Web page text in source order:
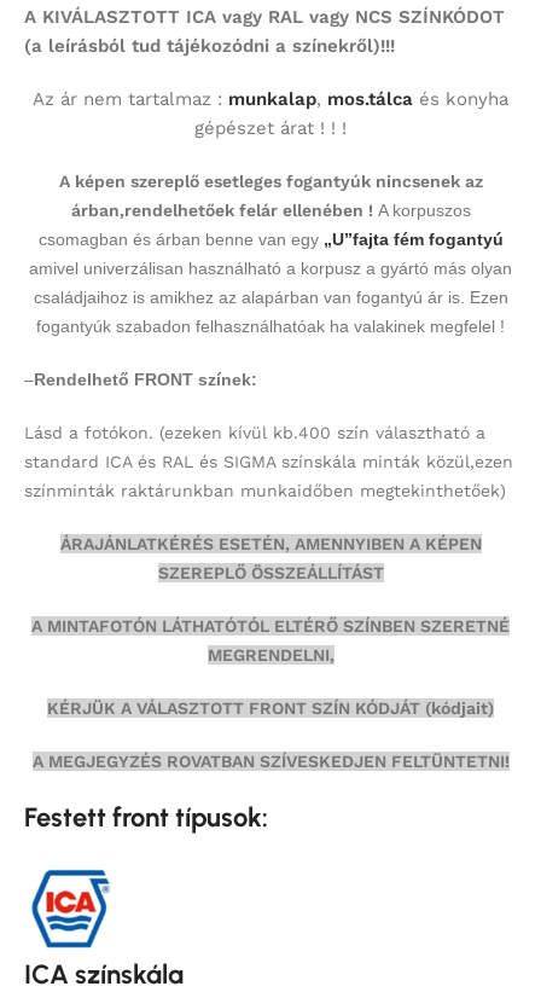
A KIVÁLASZTOTT ICA vagy RAL vagy NCS SZÍNKÓDOT
(a leírásból tud tájékozódni a színekről)!!!
Az ár nem tartalmaz : munkalap, mos.tálca és konyha
gépészet árat ! ! !
A képen szereplő esetleges fogantyúk nincsenek az
árban,rendelhetőek felár ellenében ! A korpuszos
csomagban és árban benne van egy „U”fajta fém fogantyú
amivel univerzálisan használható a korpusz a gyártó más olyan
családjaihoz is amikhez az alapárban van fogantyú ár is. Ezen
fogantyúk szabadon felhasználhatóak ha valakinek megfelel !
–Rendelhető FRONT színek:
Lásd a fotókon. (ezeken kívül kb.400 szín választható a
standard ICA és RAL és SIGMA színskála minták közül,ezen
színminták raktárunkban munkaidőben megtekinthetőek)
ÁRAJÁNLATKÉRÉS ESETÉN, AMENNYIBEN A KÉPEN
SZEREPLŐ ÖSSZEÁLLÍTÁST
A MINTAFOTÓN LÁTHATÓTÓL ELTÉRŐ SZÍNBEN SZERETNÉ
MEGRENDELNI,
KÉRJÜK A VÁLASZTOTT FRONT SZÍN KÓDJÁT (kódjait)
A MEGJEGYZÉS ROVATBAN SZÍVESKEDJEN FELTÜNTETNI!
Festett front típusok:
ICA színskála